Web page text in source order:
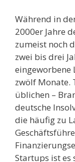
Während in
2000er Jahre
zumeist noch
zwei bis drei
zwölf Monate.
üblichen –
deutsche
die häufig zu
Startups ist es